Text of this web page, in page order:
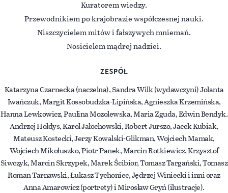
Kuratorem wiedzy.
Przewodnikiem po krajobrazie współczesnej nauki.
Niszczycielem mitów i fałszywych mniemań.
Nosicielem mądrej nadziei.
ZESPÓŁ
Katarzyna Czarnecka (naczelna), Sandra Wilk (wydawczyni) Jolanta
Iwańczuk, Margit Kossobudzka-Lipińska, Agnieszka Krzemińska,
Hanna Lewkowicz, Paulina Mozolewska, Maria Zguda, Edwin Bendyk.
Andrzej Hołdys, Karol Jałochowski, Robert Jurszo, Jacek Kubiak,
Mateusz Kostecki, Jerzy Kowalski-Glikman, Wojciech Mamak,
Wojciech Mikołuszko, Piotr Panek, Marcin Rotkiewicz, Krzysztof
Siwczyk, Marcin Skrzypek, Marek Ścibior, Tomasz Targański, Tomasz
Roman Tarnawski, Łukasz Tychoniec, Jędrzej Winiecki i inni oraz
Anna Amarowicz (portrety) i Mirosław Gryń (ilustracje).